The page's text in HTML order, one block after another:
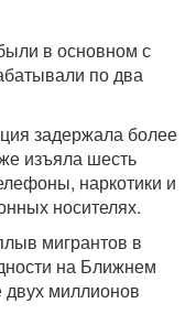
в основном с
по два
задержала более
изъяла шесть
наркотики и
носителях.
мигрантов в
на Ближнем
миллионов